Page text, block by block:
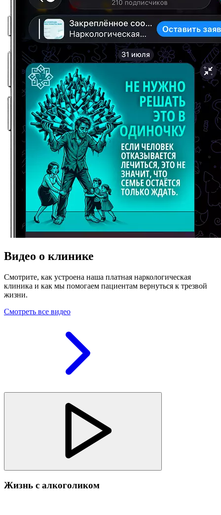
Видео о клинике
Смотрите, как устроена наша платная наркологическая
клиника и как мы помогаем пациентам вернуться к трезвой
жизни.
Смотреть все видео
Жизнь с алкоголиком